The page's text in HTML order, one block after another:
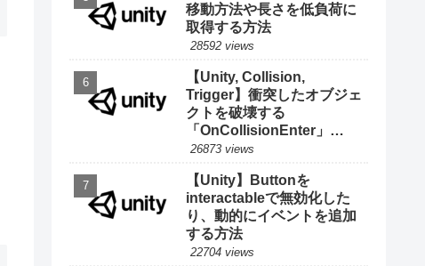
移動方法や長さを低負荷に
取得する方法
28592 views
【Unity, Collision,
Trigger】衝突したオブジェ
クトを破壊する
「OnCollisionEnter」
「OnTriggerEnter」
26873 views
【Unity】Buttonを
interactableで無効化した
り、動的にイベントを追加
する方法
22704 views